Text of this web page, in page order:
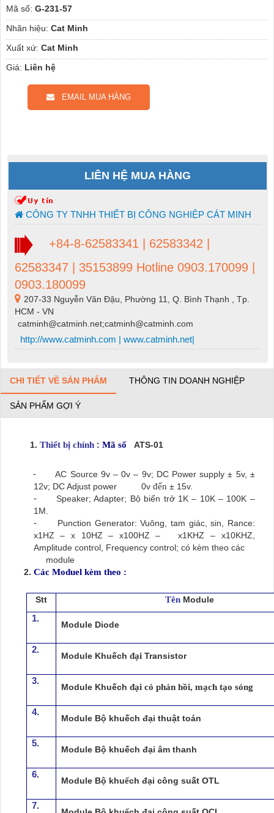
Mã số: G-231-57
Nhãn hiệu: Cat Minh
Xuất xứ: Cat Minh
Giá: Liên hệ
EMAIL MUA HÀNG
LIÊN HỆ MUA HÀNG
CÔNG TY TNHH THIẾT BỊ CÔNG NGHIỆP CÁT MINH
+84-8-62583341 | 62583342 |
62583347 | 35153899 Hotline 0903.170099 |
0903.180099
207-33 Nguyễn Văn Đậu, Phường 11, Q. Bình Thạnh , Tp.
HCM - VN
catminh@catminh.net;catminh@catminh.com
http://www.catminh.com | www.catminh.net|
CHI TIẾT VỀ SẢN PHẨM THÔNG TIN DOANH NGHIỆP
SẢN PHẨM GỢI Ý
1. Thiết bị chính : Mã số ATS-01
-
AC Source 9v – 0v – 9v; DC Power supply ± 5v, ±
12v; DC Adjust power 0v đến ± 15v.
-
Speaker; Adapter; Bộ biến trở 1K – 10K – 100K –
1M.
-
Punction Generator: Vuông, tam giác, sin, Rance:
x1HZ – x 10HZ – x100HZ – x1KHZ – x10KHZ,
Amplitude control, Frequency control;có kèm theo các
module
2. Các Moduel kèm theo :
Stt TênModule
1.
Module Diode
2.
Module Khuếch đạiTransistor
3.
Module Khuếch đại có phản hồi, mạch tạo sóng
4.
Module Bộ khuếch đại thuật toán
5.
Module Bộ khuếch đại âm thanh
6.
Module Bộ khuếch đại công suất OTL
7.